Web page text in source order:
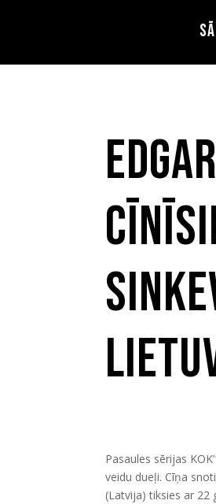
Pasaules sērijas
veidu dueļi. Cīņa
(Latvija) tiksies ar 22